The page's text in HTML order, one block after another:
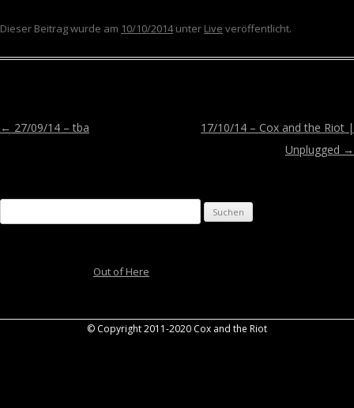
Dieser Beitrag wurde am 10/10/2014unter Live veröffentlicht.
← 27/09/14 – tba
17/10/14 – Cox and the Riot |
Unplugged →
nach:
Out of Here
© Copyright 2011-2020 Cox and the Riot